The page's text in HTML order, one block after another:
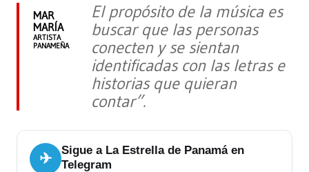
MAR
MARÍA
ARTISTA
PANAMEÑA
El propósito de la música es
buscar que las personas
conecten y se sientan
identificadas con las letras e
historias que quieran
contar”.
✈
Sigue a La Estrella de Panamá en
Telegram